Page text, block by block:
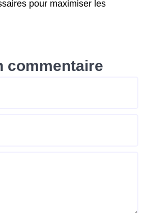
pour maximiser les
commentaire